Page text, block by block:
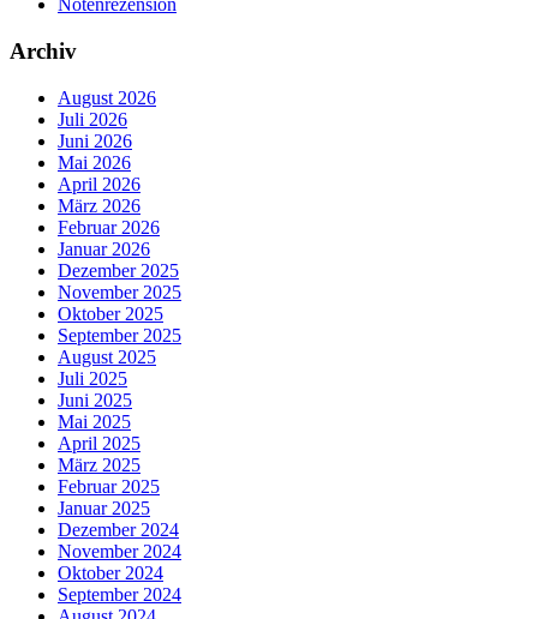
Notenrezension
Archiv
August 2026
Juli 2026
Juni 2026
Mai 2026
April 2026
März 2026
Februar 2026
Januar 2026
Dezember 2025
November 2025
Oktober 2025
September 2025
August 2025
Juli 2025
Juni 2025
Mai 2025
April 2025
März 2025
Februar 2025
Januar 2025
Dezember 2024
November 2024
Oktober 2024
September 2024